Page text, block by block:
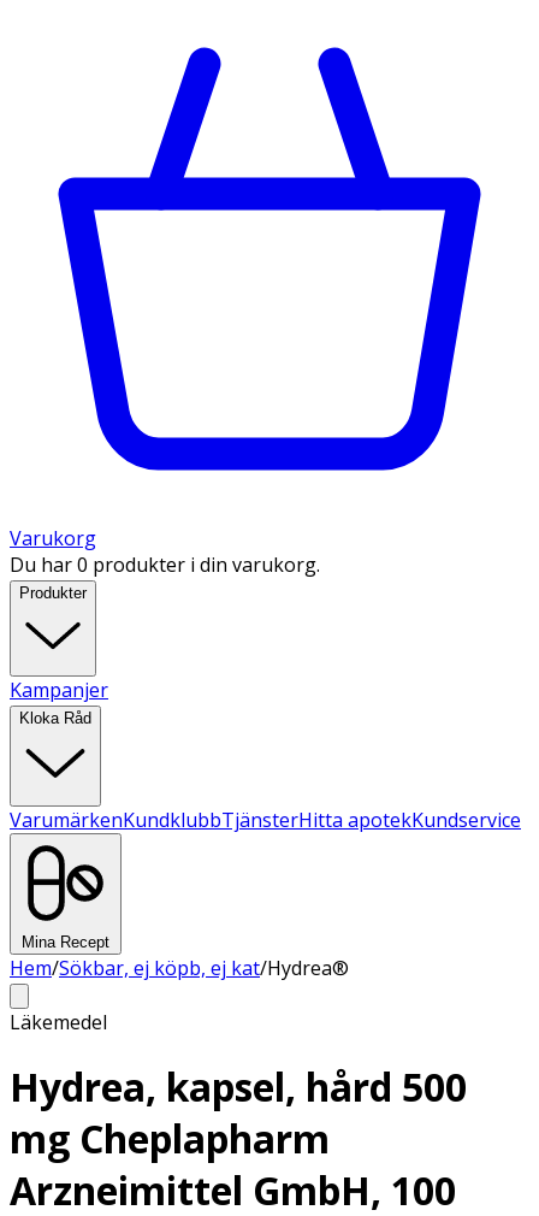
Varukorg
Du har 0 produkter i din varukorg.
Produkter
Kampanjer
Kloka Råd
VarumärkenKundklubbTjänsterHitta apotekKundservice
Mina Recept
Hem/Sökbar, ej köpb, ej kat/Hydrea®
Läkemedel
Hydrea, kapsel, hård 500
mg Cheplapharm
Arzneimittel GmbH, 100